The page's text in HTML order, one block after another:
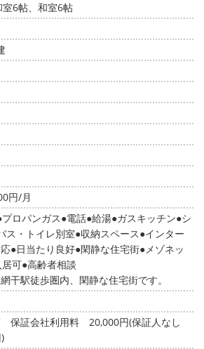
室6帖、和室6帖
円/月
プロパンガス 電話 給湯 ガスキッチン シ
ス・トイレ別室 収納スペース インター
日当たり良好 閑静な住宅街 メゾネッ
可 高齢者相談
干駅徒歩圏内、閑静な住宅街です。
保証会社利用料 20,000円(保証人なし